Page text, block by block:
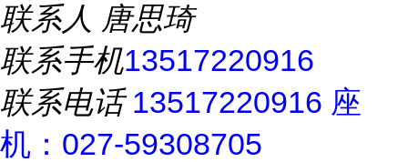
联系人 唐思琦
联系手机13517220916
联系电话13517220916 座
机：027-59308705